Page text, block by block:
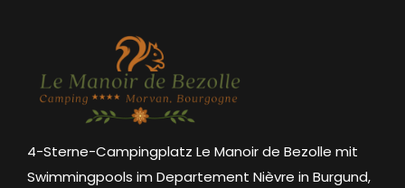
4-Sterne-Campingplatz Le Manoir de Bezolle mit
Swimmingpools im Departement Nièvre in Burgund,